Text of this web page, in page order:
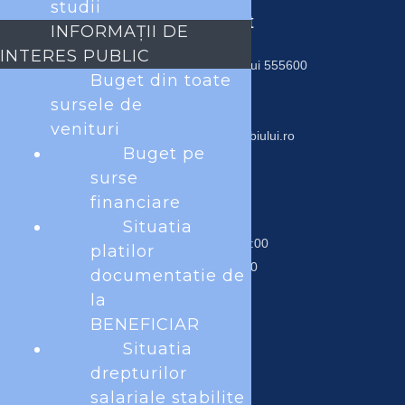
Date contact
Piața Traian 6, Ocna Sibiului 555600
tel. 0269541301
contact@primariaocnasibiului.ro
Program
Luni – Joi 07:00-15:00
Vineri 07:00-14:00
studii
INFORMAȚII DE
INTERES PUBLIC
Buget din toate
sursele de
venituri
Buget pe
surse
financiare
Situatia
platilor
documentatie de
la
BENEFICIAR
Situatia
drepturilor
salariale stabilite
Acest site foloseşte cookies. Navigând în continuare vă exprimaţi